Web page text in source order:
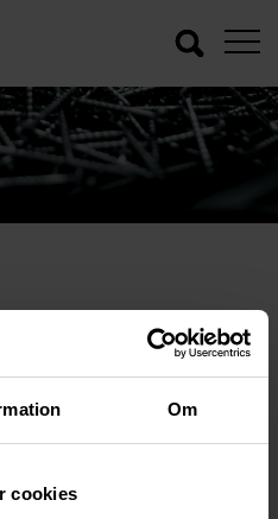
Om
cookies
SPIKERPLUGG